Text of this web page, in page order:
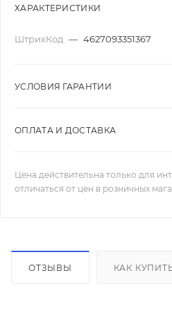
ХАРАКТЕРИСТИКИ
ШтрихКод — 4627093351367
УСЛОВИЯ ГАРАНТИИ
ОПЛАТА И ДОСТАВКА
Цена действительна только для
отличаться от цен в розничных
ОТЗЫВЫ КАК